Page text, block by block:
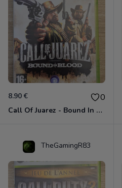
8.90 € 0
Call Of Juarez - Bound In Blood Xbox 360
TheGamingR83